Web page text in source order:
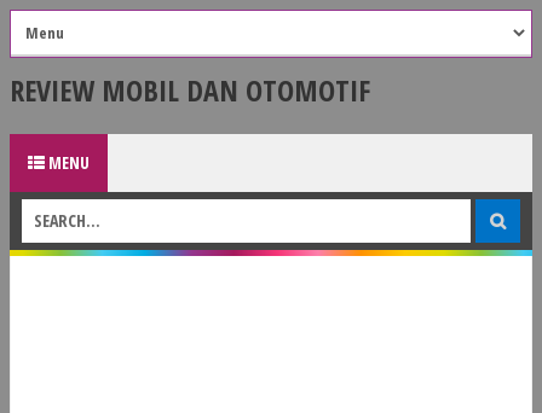
REVIEW MOBIL DAN OTOMOTIF
MENU